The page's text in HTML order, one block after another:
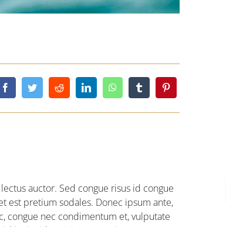
auctor. Sed congue risus id congue
est pretium sodales. Donec ipsum ante,
congue nec condimentum et, vulputate